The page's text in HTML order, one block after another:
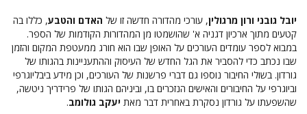
יובל גובני ורון מרגולין, עורכי מהדורה חדשה זו של האדם והטבע, כללו בה
קטעים מתוך ארכיון דגניה א' שהושמטו מן המהדורות הקודמות של הספר.
במבוא לספר עומדים העורכים על האופן שבו הוא חורג ממעטפת המקום והזמן
שבו נכתב כדי להסביר את הגל החדש של העיסוק וההתעניינות בהגותו של
גורדון. בשולי החיבור נוספו גם דברי פרשנות של העורכים, וכן מידע ביבליוגרפי
וביוגרפי על החיבורים והאישים הנזכרים בו, וביניהם הגותו של פרידריך ניטשה,
שהשפעתו על גורדון נסקרת באחרית דבר מאת יעקב גולומב.